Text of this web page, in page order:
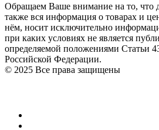
Обращаем Ваше внимание на то, что
также вся информация о товарах и
нём, носит исключительно
при каких условиях не является
определяемой положениями Статьи
Российской Федерации.
© 2025 Все права защищены